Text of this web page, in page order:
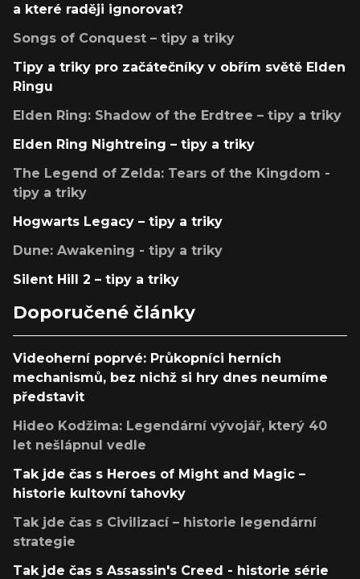
a které raději ignorovat?
Songs of Conquest – tipy a triky
Tipy a triky pro začátečníky v obřím světě Elden
Ringu
Elden Ring: Shadow of the Erdtree – tipy a triky
Elden Ring Nightreing – tipy a triky
The Legend of Zelda: Tears of the Kingdom -
tipy a triky
Hogwarts Legacy – tipy a triky
Dune: Awakening - tipy a triky
Silent Hill 2 – tipy a triky
Doporučené články
Videoherní poprvé: Průkopníci herních
mechanismů, bez nichž si hry dnes neumíme
představit
Hideo Kodžima: Legendární vývojář, který 40
let nešlápnul vedle
Tak jde čas s Heroes of Might and Magic –
historie kultovní tahovky
Tak jde čas s Civilizací – historie legendární
strategie
Tak jde čas s Assassin's Creed - historie série